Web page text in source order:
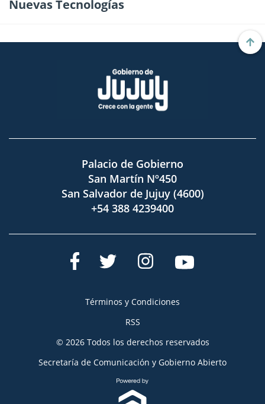
Nuevas Tecnologías
Palacio de Gobierno
San Martín Nº450
San Salvador de Jujuy (4600)
+54 388 4239400
Términos y Condiciones
RSS
© 2026 Todos los derechos reservados
Secretaría de Comunicación y Gobierno Abierto